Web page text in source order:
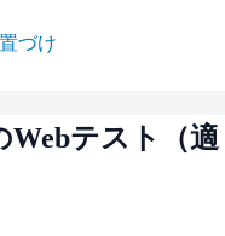
づけ
Webテスト（適